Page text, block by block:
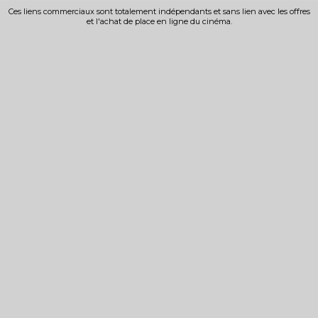
Ces liens commerciaux sont totalement indépendants et sans lien avec les offres
et l'achat de place en ligne du cinéma.